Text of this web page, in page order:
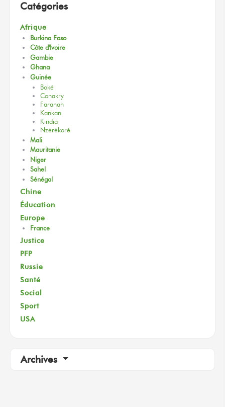
Catégories
Afrique
Burkina Faso
Côte d'Ivoire
Gambie
Ghana
Guinée
Boké
Conakry
Faranah
Kankan
Kindia
Nzérékoré
Mali
Mauritanie
Niger
Sahel
Sénégal
Chine
Éducation
Europe
France
Justice
PFP
Russie
Santé
Social
Sport
USA
Archives